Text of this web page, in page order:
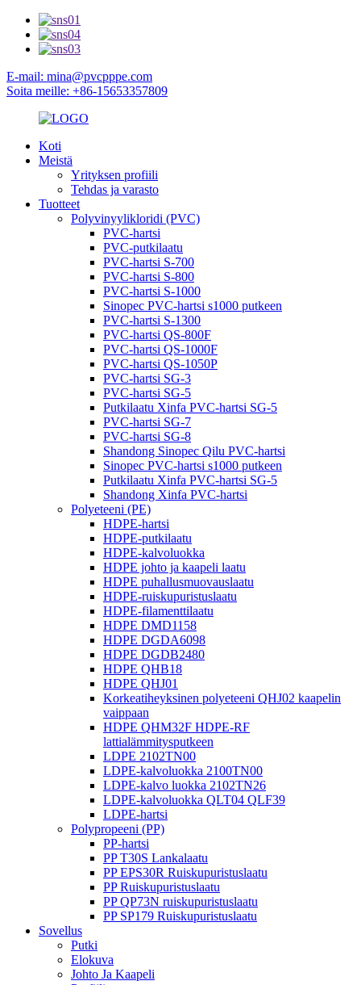
E-mail: mina@pvcpppe.com
Soita meille: +86-15653357809
Koti
Meistä
Yrityksen profiili
Tehdas ja varasto
Tuotteet
Polyvinyylikloridi (PVC)
PVC-hartsi
PVC-putkilaatu
PVC-hartsi S-700
PVC-hartsi S-800
PVC-hartsi S-1000
Sinopec PVC-hartsi s1000 putkeen
PVC-hartsi S-1300
PVC-hartsi QS-800F
PVC-hartsi QS-1000F
PVC-hartsi QS-1050P
PVC-hartsi SG-3
PVC-hartsi SG-5
Putkilaatu Xinfa PVC-hartsi SG-5
PVC-hartsi SG-7
PVC-hartsi SG-8
Shandong Sinopec Qilu PVC-hartsi
Sinopec PVC-hartsi s1000 putkeen
Putkilaatu Xinfa PVC-hartsi SG-5
Shandong Xinfa PVC-hartsi
Polyeteeni (PE)
HDPE-hartsi
HDPE-putkilaatu
HDPE-kalvoluokka
HDPE johto ja kaapeli laatu
HDPE puhallusmuovauslaatu
HDPE-ruiskupuristuslaatu
HDPE-filamenttilaatu
HDPE DMD1158
HDPE DGDA6098
HDPE DGDB2480
HDPE QHB18
HDPE QHJ01
Korkeatiheyksinen polyeteeni QHJ02 kaapelin
vaippaan
HDPE QHM32F HDPE-RF
lattialämmitysputkeen
LDPE 2102TN00
LDPE-kalvoluokka 2100TN00
LDPE-kalvo luokka 2102TN26
LDPE-kalvoluokka QLT04 QLF39
LDPE-hartsi
Polypropeeni (PP)
PP-hartsi
PP T30S Lankalaatu
PP EPS30R Ruiskupuristuslaatu
PP Ruiskupuristuslaatu
PP QP73N ruiskupuristuslaatu
PP SP179 Ruiskupuristuslaatu
Sovellus
Putki
Elokuva
Johto Ja Kaapeli